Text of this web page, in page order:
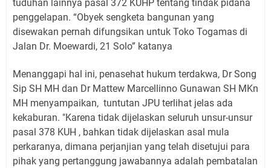
tuduhan lainnya pasal 372 KUHP tentang tindak pidana
penggelapan. “Obyek sengketa bangunan yang
disewakan pernah difungsikan untuk Toko Togamas di
Jalan Dr. Moewardi, 21 Solo” katanya
Menanggapi hal ini, penasehat hukum terdakwa, Dr Song
Sip SH MH dan Dr Mattew Marcellinno Gunawan SH MKn
MH menyampaikan, tuntutan JPU terlihat jelas ada
kekaburan. "Karena tidak dijelaskan seluruh unsur-unsur
pasal 378 KUH , bahkan tidak dijelaskan asal mula
perkaranya, dimana perjanjian yang telah disetujui para
pihak yang pertanggung jawabannya adalah pembatalan